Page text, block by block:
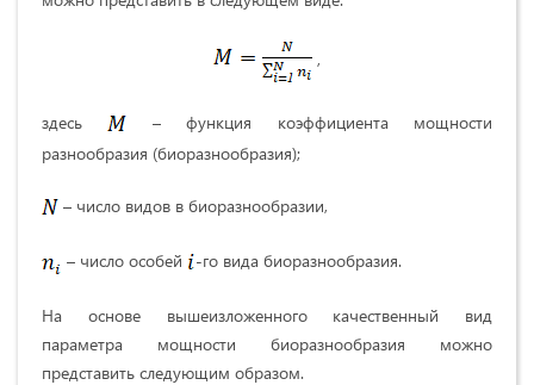
,
здесь
– функция коэффициента мощности
разнообразия (биоразнообразия);
– число видов в биоразнообразии,
– число особей -го вида биоразнообразия.
На основе вышеизложенного качественный вид
параметра мощности биоразнообразия можно
представить следующим образом.